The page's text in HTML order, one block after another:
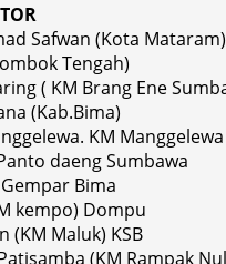
Safwan (Kota Mataram)
Tengah)
( KM Brang Ene
(Kab.Bima)
KM
daeng Sumbawa
Bima
kempo) Dompu
(KM Maluk) KSB
(KM Rampak